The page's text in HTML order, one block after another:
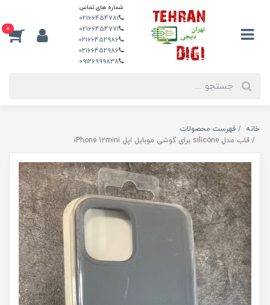
شماره های تماس
02166454781
02166454771
02166452986
02166452986
09126999838
0
خانه
فهرست محصولات
قاب مدل silicone برای گوشی موبایل اپل iPhone 12mini